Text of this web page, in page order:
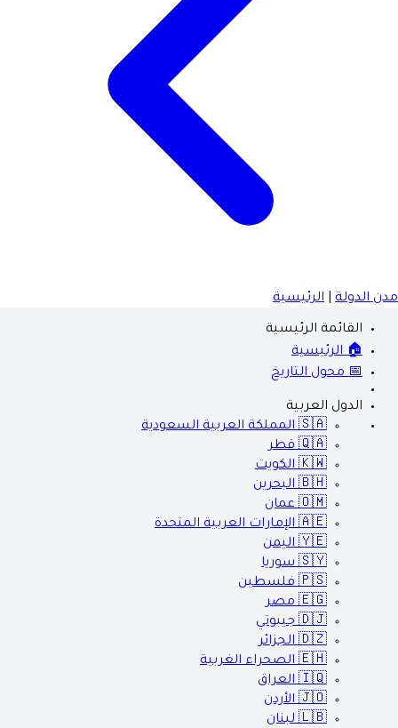
مدن الدولة الرئيسية
القائمة الرئيسية
🏠 الرئيسية
📅 محول التاريخ
الدول العربية
🇸🇦 المملكة العربية السعودية
🇶🇦 قطر
🇰🇼 الكويت
🇧🇭 البحرين
🇴🇲 عمان
🇦🇪 الإمارات العربية المتحدة
🇾🇪 اليمن
🇸🇾 سوريا
🇵🇸 فلسطين
🇪🇬 مصر
🇩🇯 جيبوتي
🇩🇿 الجزائر
🇪🇭 الصحراء الغربية
🇮🇶 العراق
🇯🇴 الأردن
🇱🇧 لبنان